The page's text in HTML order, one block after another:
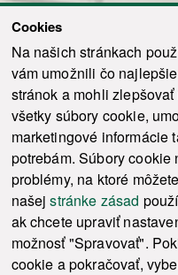
Cookies
Na našich stránkach
vám umožnili čo
stránok a mohli
všetky súbory cookie,
marketingové informácie
potrebám. Súbory
problémy, na ktoré
našejstránke zásad
ak chcete upraviť
možnosť "Spravovať".
cookie a pokračovať,
© 2021-2026 ku.sk. Všetky práva
Vyhlásenie
This site is protected by reCAPTCHA